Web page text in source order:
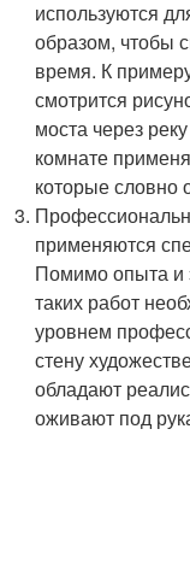
используются
образом, чтобы
время. К
смотрится
моста через
комнате
которые словно
применяются
Помимо опыта и
таких работ
уровнем
стену
обладают
оживают под